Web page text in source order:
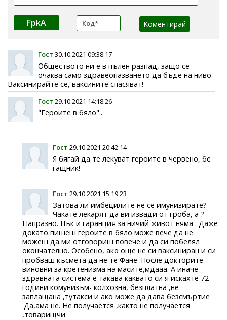
FpkA
Гост 30.10.2021 09:38:17
Обществото ни е в пълен разпад, защо се
очаква само здравеопазването да бъде на ниво.
Ваксинирайте се, ваксините спасяват!
Гост 29.10.2021 14:18:26
"Героите в бяло"...
Гост 29.10.2021 20:42:14
Я бягай да те лекуват героите в червено, бе
гащник!
Гост 29.10.2021 15:19:23
Затова ли имбецилите не се имунизирате?
Чакате лекарят да ви извади от гроба, а ?
Напразно. Пък и гаранция за ничий живот няма . Даже
докато пишеш героите в бяло може вече да не
можеш да ми отговориш повече и да си побелял
окончателно. Особено, ако още не си ваксиниран и си
пробваш късмета да не те Фане .После докторите
виновни за кретенизма на масите,мдааа. А иначе
здравната система е такава каквато си я искахте 72
години комунизъм- колхозна, безплатна ,не
заплащана ,тутакси и ако може да дава безсмъртие
.Да,ама не. Не получается ,както не получается
,товарищчи